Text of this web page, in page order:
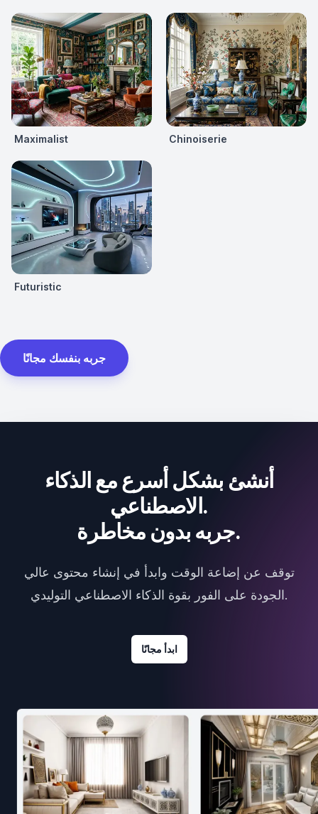
Maximalist Chinoiserie
Futuristic
جربه بنفسك مجانًا
أنشئ بشكل أسرع مع الذكاء
الاصطناعي.
جربه بدون مخاطرة.
توقف عن إضاعة الوقت وابدأ في إنشاء محتوى عالي
الجودة على الفور بقوة الذكاء الاصطناعي التوليدي.
ابدأ مجانًا